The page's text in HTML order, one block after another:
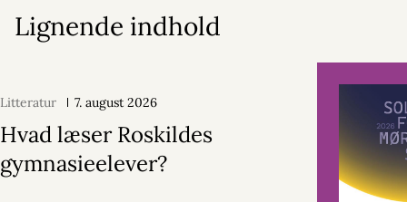
Lignende indhold
Litteratur 7. august 2026
Hvad læser Roskildes
gymnasieelever?